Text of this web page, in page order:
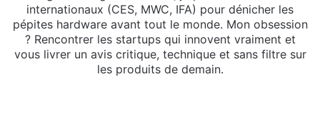
internationaux (CES, MWC, IFA) pour dénicher les
pépites hardware avant tout le monde. Mon obsession
? Rencontrer les startups qui innovent vraiment et
vous livrer un avis critique, technique et sans filtre sur
les produits de demain.